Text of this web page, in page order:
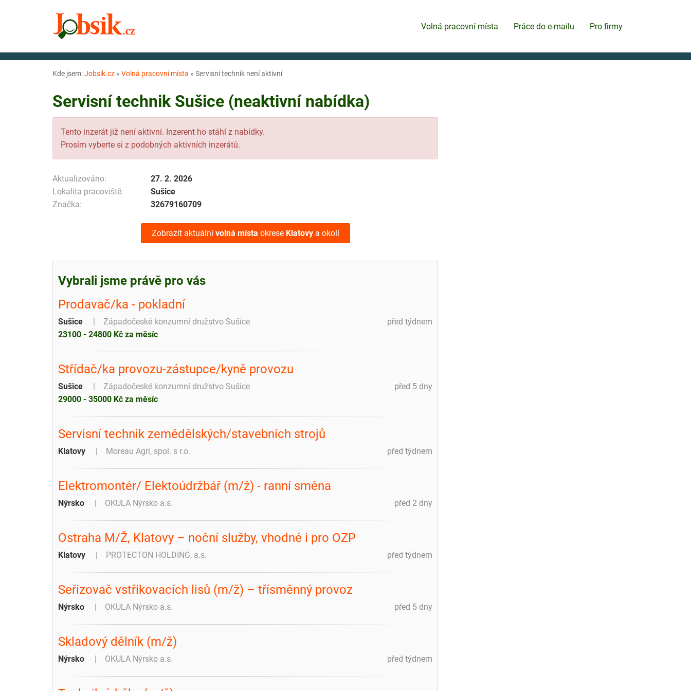
Volná pracovní místa Práce do e-mailu Pro firmy
Kde jsem:Jobsik.cz » Volná pracovní místa » Servisní technik není aktivní
Servisní technik Sušice (neaktivní nabídka)
Tento inzerát již není aktivní. Inzerent ho stáhl z nabídky.
Prosím vyberte si z podobných aktivních inzerátů.
Aktualizováno:
27. 2. 2026
Lokalita pracoviště:
Sušice
Značka:
32679160709
Zobrazit aktuální volná místa okrese Klatovya okolí
Vybrali jsme právě pro vás
Prodavač/ka - pokladní
před týdnem
Sušice
Západočeské konzumní družstvo Sušice
23100 - 24800 Kč za měsíc
Střídač/ka provozu-zástupce/kyně provozu
před 5 dny
Sušice
Západočeské konzumní družstvo Sušice
29000 - 35000 Kč za měsíc
Servisní technik zemědělských/stavebních strojů
před týdnem
Klatovy Moreau Agri, spol. s r.o.
Elektromontér/ Elektoúdržbář (m/ž) - ranní směna
před 2 dny
Nýrsko OKULA Nýrsko a.s.
Ostraha M/Ž, Klatovy – noční služby, vhodné i pro OZP
před týdnem
Klatovy PROTECTON HOLDING, a.s.
Seřizovač vstřikovacích lisů (m/ž) – třísměnný provoz
před 5 dny
Nýrsko OKULA Nýrsko a.s.
Skladový dělník (m/ž)
před týdnem
Nýrsko OKULA Nýrsko a.s.